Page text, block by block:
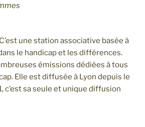
une station associative basée à
le handicap et les différences.
émissions dédiées à tous
Elle est diffusée à Lyon depuis le
c’est sa seule et unique diffusion